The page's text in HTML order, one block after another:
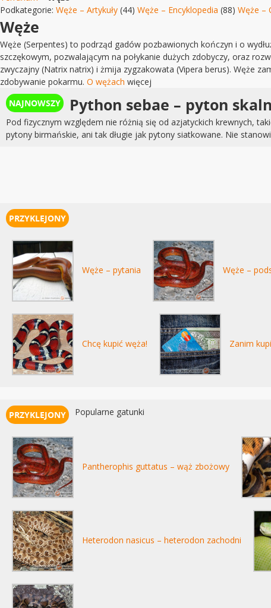
Podkategorie: Węże – Artykuły (44) Węże – Encyklopedia (88) Węże –
Węże
Węże (Serpentes) to podrząd gadów pozbawionych kończyn i o
szczękowym, pozwalającym na połykanie dużych zdobyczy, oraz
zwyczajny (Natrix natrix) i żmija zygzakowata (Vipera berus). Węże
zdobywanie pokarmu. O wężach więcej
Python sebae – pyton
Pod fizycznym względem nie różnią się od azjatyckich krewnych,
pytony birmańskie, ani tak długie jak pytony siatkowane. Nie
Węże – pytania Węże –
Chcę kupić węża! Zanim
Popularne gatunki
Pantherophis guttatus – wąż zbożowy
Heterodon nasicus – heterodon zachodni